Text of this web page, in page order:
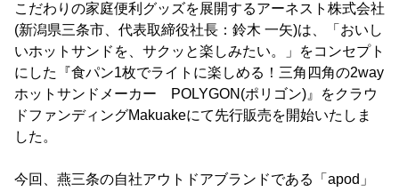
こだわりの家庭便利グッズを展開するアーネスト株式会社
(新潟県三条市、代表取締役社長：鈴木 一矢)は、「おいし
いホットサンドを、サクッと楽しみたい。」をコンセプト
にした『食パン1枚でライトに楽しめる！三角四角の2way
ホットサンドメーカー POLYGON(ポリゴン)』をクラウ
ドファンディングMakuakeにて先行販売を開始いたしま
した。
今回、燕三条の自社アウトドアブランドである「apod」